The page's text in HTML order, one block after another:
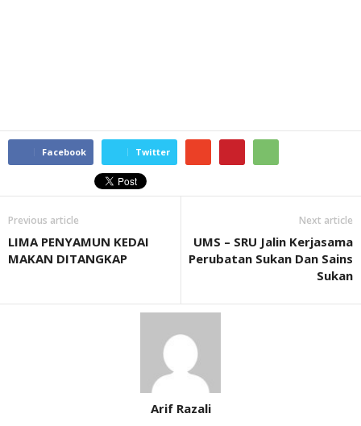
Facebook Twitter
Previous article
LIMA PENYAMUN KEDAI
MAKAN DITANGKAP
Next article
UMS – SRU Jalin Kerjasama
Perubatan Sukan Dan Sains
Sukan
Arif Razali